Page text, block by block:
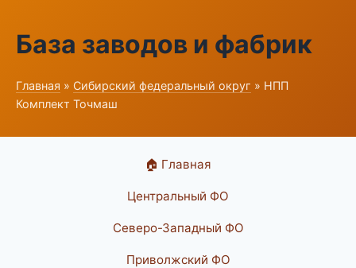
База заводов и фабрик
Главная » Сибирский федеральный округ » НПП
Комплект Точмаш
🏠 Главная
Центральный ФО
Северо-Западный ФО
Приволжский ФО